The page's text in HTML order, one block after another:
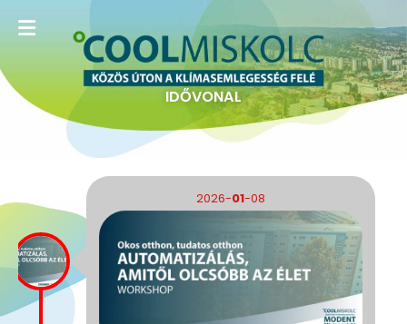
IDŐVONAL
2026-01-08